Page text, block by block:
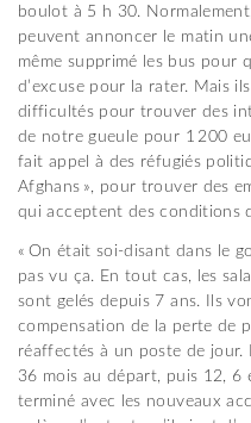
boulot à 5 h 30.
peuvent annoncer le matin
même supprimé les bus pour
d’excuse pour la rater. Mais
difficultés pour trouver des
de notre gueule pour 1 200
fait appel à des réfugiés
Afghans », pour trouver des
qui acceptent des conditions
« On était soi-disant dans le
pas vu ça. En tout cas, les
sont gelés depuis 7 ans. Ils
compensation de la perte de
réaffectés à un poste de
36 mois au départ, puis 12, 6
terminé avec les nouveaux